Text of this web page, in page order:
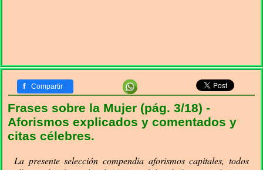
f Compartir
Frases sobre la Mujer (pág. 3/18) -
Aforismos explicados y comentados y
citas célebres.
La presente selección compendia aforismos capitales, todos